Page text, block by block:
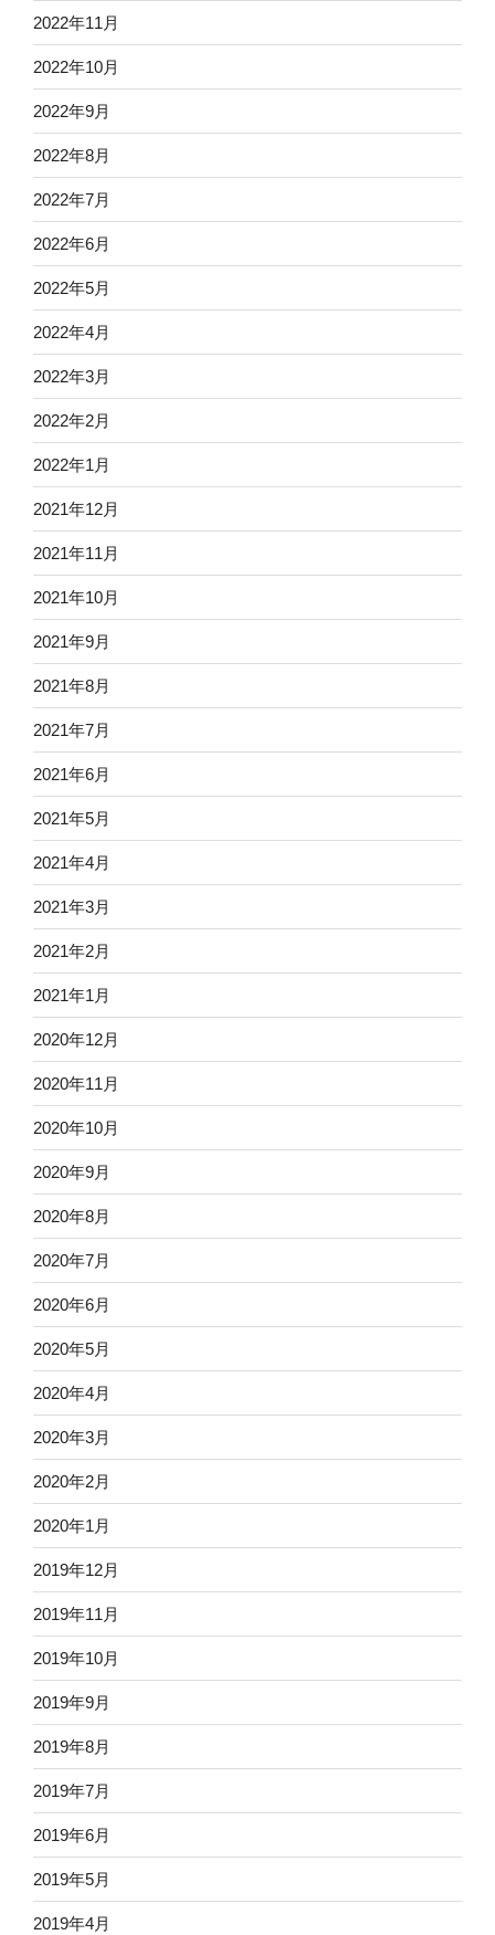
2022年11月
2022年10月
2022年9月
2022年8月
2022年7月
2022年6月
2022年5月
2022年4月
2022年3月
2022年2月
2022年1月
2021年12月
2021年11月
2021年10月
2021年9月
2021年8月
2021年7月
2021年6月
2021年5月
2021年4月
2021年3月
2021年2月
2021年1月
2020年12月
2020年11月
2020年10月
2020年9月
2020年8月
2020年7月
2020年6月
2020年5月
2020年4月
2020年3月
2020年2月
2020年1月
2019年12月
2019年11月
2019年10月
2019年9月
2019年8月
2019年7月
2019年6月
2019年5月
2019年4月